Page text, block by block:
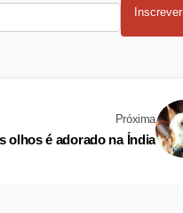
Inscrever
Próxima
olhos é adorado na Índia